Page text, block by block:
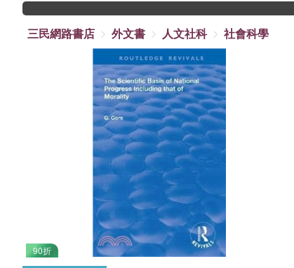
三民網路書店
外文書 人文社科 社會科學
90折